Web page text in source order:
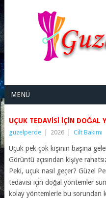
MENÜ
UÇUK TEDAVISI IÇIN DOĞAL
guzelperde 2026 Cilt Bakımı
Uçuk pek çok kişinin başına
Görüntü açısından kişiye
Peki, uçuk nasıl geçer? Güzel
tedavisi için doğal yöntemler
kolay yöntemlerle bu sorundan